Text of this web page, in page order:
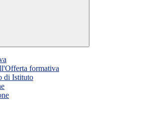
formativa
di Istituto